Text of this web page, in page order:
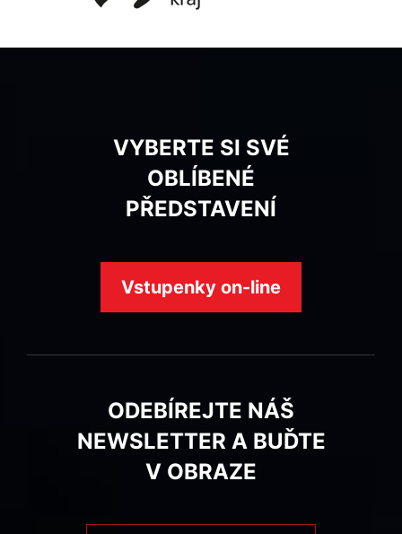
VYBERTE SI SVÉ
OBLÍBENÉ
PŘEDSTAVENÍ
Vstupenky on-line
ODEBÍREJTE NÁŠ
NEWSLETTER A BUĎTE
V OBRAZE